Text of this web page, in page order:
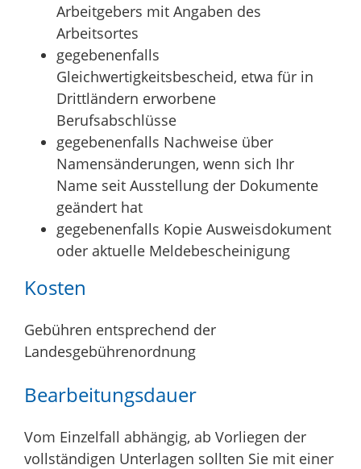
Arbeitgebers mit Angaben des
Arbeitsortes
gegebenenfalls
Gleichwertigkeitsbescheid, etwa für in
Drittländern erworbene
Berufsabschlüsse
gegebenenfalls Nachweise über
Namensänderungen, wenn sich Ihr
Name seit Ausstellung der Dokumente
geändert hat
gegebenenfalls Kopie Ausweisdokument
oder aktuelle Meldebescheinigung
Kosten
Gebühren entsprechend der
Landesgebührenordnung
Bearbeitungsdauer
Vom Einzelfall abhängig, ab Vorliegen der
vollständigen Unterlagen sollten Sie mit einer